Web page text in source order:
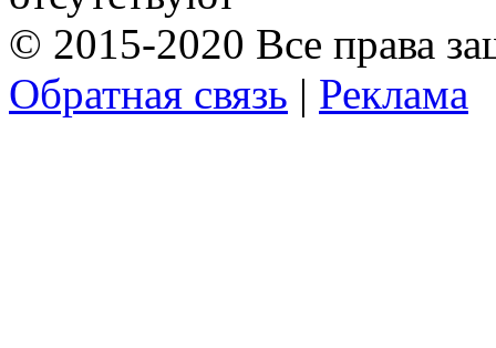
© 2015-2020 Все права
Обратная связь | Реклама